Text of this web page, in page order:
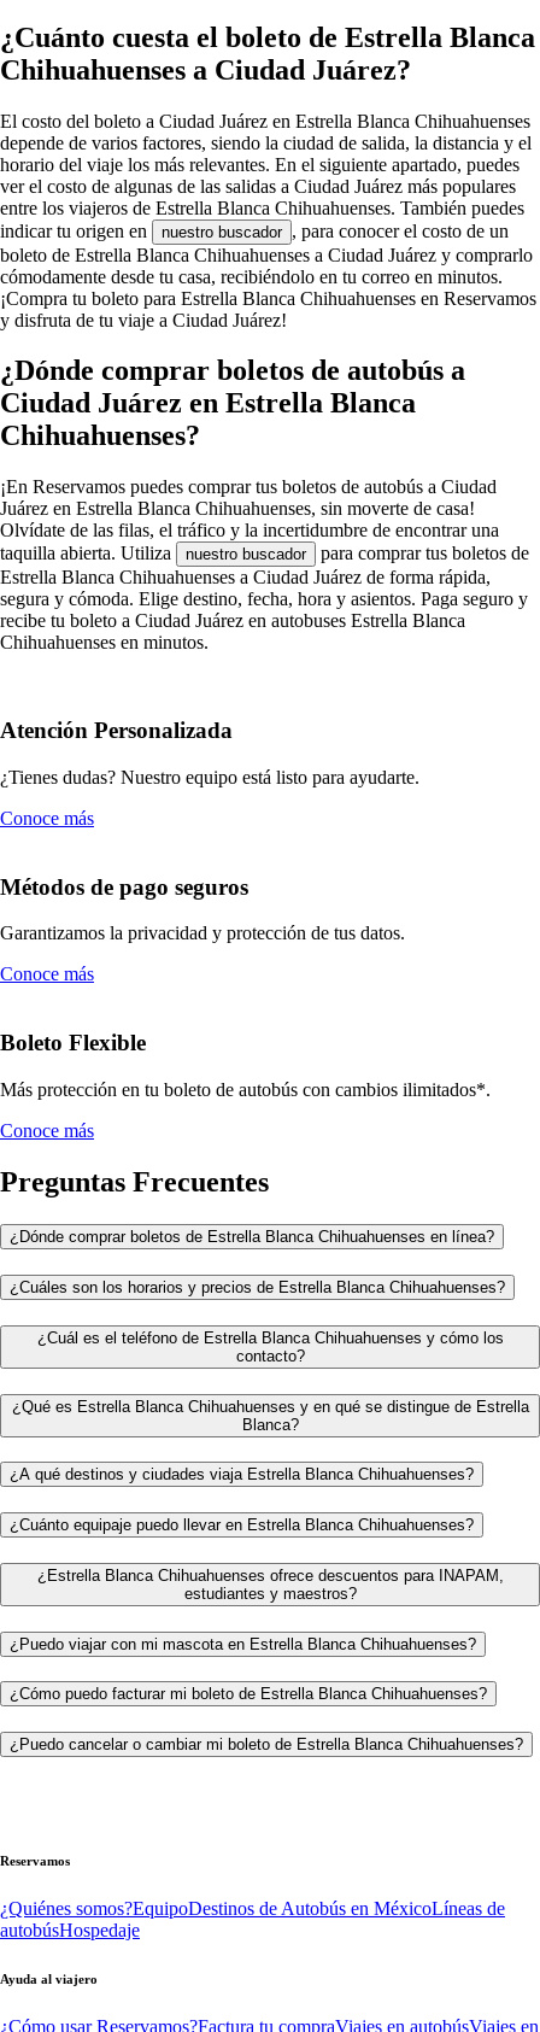
¿Cuánto cuesta el boleto de Estrella Blanca
Chihuahuenses a Ciudad Juárez?
El costo del boleto a Ciudad Juárez en Estrella Blanca Chihuahuenses
depende de varios factores, siendo la ciudad de salida, la distancia y el
horario del viaje los más relevantes. En el siguiente apartado, puedes
ver el costo de algunas de las salidas a Ciudad Juárez más populares
entre los viajeros de Estrella Blanca Chihuahuenses. También puedes
indicar tu origen en
nuestro buscador , para conocer el costo de un
boleto de Estrella Blanca Chihuahuenses a Ciudad Juárez y comprarlo
cómodamente desde tu casa, recibiéndolo en tu correo en minutos.
¡Compra tu boleto para Estrella Blanca Chihuahuenses en Reservamos
y disfruta de tu viaje a Ciudad Juárez!
¿Dónde comprar boletos de autobús a
Ciudad Juárez en Estrella Blanca
Chihuahuenses?
¡En Reservamos puedes comprar tus boletos de autobús a Ciudad
Juárez en Estrella Blanca Chihuahuenses, sin moverte de casa!
Olvídate de las filas, el tráfico y la incertidumbre de encontrar una
taquilla abierta. Utiliza
nuestro buscador
para comprar tus boletos de
Estrella Blanca Chihuahuenses a Ciudad Juárez de forma rápida,
segura y cómoda. Elige destino, fecha, hora y asientos. Paga seguro y
recibe tu boleto a Ciudad Juárez en autobuses Estrella Blanca
Chihuahuenses en minutos.
Atención Personalizada
¿Tienes dudas? Nuestro equipo está listo para ayudarte.
Conoce más
Métodos de pago seguros
Garantizamos la privacidad y protección de tus datos.
Conoce más
Boleto Flexible
Más protección en tu boleto de autobús con cambios ilimitados*.
Conoce más
Preguntas Frecuentes
¿Dónde comprar boletos de Estrella Blanca Chihuahuenses en línea?
¿Cuáles son los horarios y precios de Estrella Blanca Chihuahuenses?
¿Cuál es el teléfono de Estrella Blanca Chihuahuenses y cómo los
contacto?
¿Qué es Estrella Blanca Chihuahuenses y en qué se distingue de Estrella
Blanca?
¿A qué destinos y ciudades viaja Estrella Blanca Chihuahuenses?
¿Cuánto equipaje puedo llevar en Estrella Blanca Chihuahuenses?
¿Estrella Blanca Chihuahuenses ofrece descuentos para INAPAM,
estudiantes y maestros?
¿Puedo viajar con mi mascota en Estrella Blanca Chihuahuenses?
¿Cómo puedo facturar mi boleto de Estrella Blanca Chihuahuenses?
¿Puedo cancelar o cambiar mi boleto de Estrella Blanca Chihuahuenses?
Reservamos
¿Quiénes somos?EquipoDestinos de Autobús en MéxicoLíneas de
autobúsHospedaje
Ayuda al viajero
¿Cómo usar Reservamos?Factura tu compraViajes en autobúsViajes en